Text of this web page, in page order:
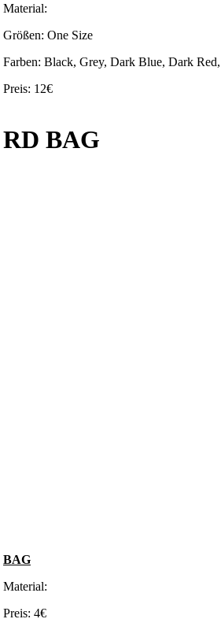
Material:
Größen: One Size
Farben: Black, Grey, Dark Blue, Dark
Preis: 12€
RD BAG
BAG
Material:
Preis: 4€